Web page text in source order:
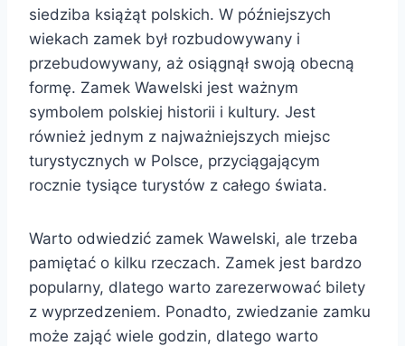
siedziba książąt polskich. W późniejszych
wiekach zamek był rozbudowywany i
przebudowywany, aż osiągnął swoją obecną
formę. Zamek Wawelski jest ważnym
symbolem polskiej historii i kultury. Jest
również jednym z najważniejszych miejsc
turystycznych w Polsce, przyciągającym
rocznie tysiące turystów z całego świata.
Warto odwiedzić zamek Wawelski, ale trzeba
pamiętać o kilku rzeczach. Zamek jest bardzo
popularny, dlatego warto zarezerwować bilety
z wyprzedzeniem. Ponadto, zwiedzanie zamku
może zająć wiele godzin, dlatego warto